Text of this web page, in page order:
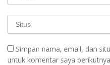
Simpan nama, email, dan
untuk komentar saya